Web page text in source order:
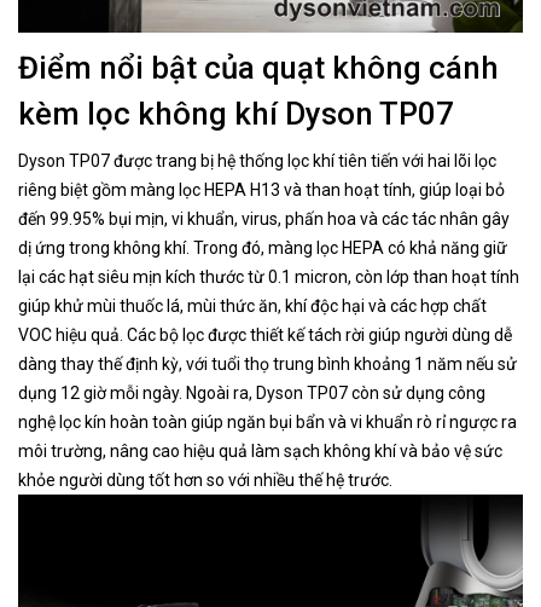
Điểm nổi bật của quạt không cánh
kèm lọc không khí Dyson TP07
Dyson TP07 được trang bị hệ thống lọc khí tiên tiến với hai lõi lọc
riêng biệt gồm màng lọc HEPA H13 và than hoạt tính, giúp loại bỏ
đến 99.95% bụi mịn, vi khuẩn, virus, phấn hoa và các tác nhân gây
dị ứng trong không khí. Trong đó, màng lọc HEPA có khả năng giữ
lại các hạt siêu mịn kích thước từ 0.1 micron, còn lớp than hoạt tính
giúp khử mùi thuốc lá, mùi thức ăn, khí độc hại và các hợp chất
VOC hiệu quả. Các bộ lọc được thiết kế tách rời giúp người dùng dễ
dàng thay thế định kỳ, với tuổi thọ trung bình khoảng 1 năm nếu sử
dụng 12 giờ mỗi ngày. Ngoài ra, Dyson TP07 còn sử dụng công
nghệ lọc kín hoàn toàn giúp ngăn bụi bẩn và vi khuẩn rò rỉ ngược ra
môi trường, nâng cao hiệu quả làm sạch không khí và bảo vệ sức
khỏe người dùng tốt hơn so với nhiều thế hệ trước.​​​​​​​